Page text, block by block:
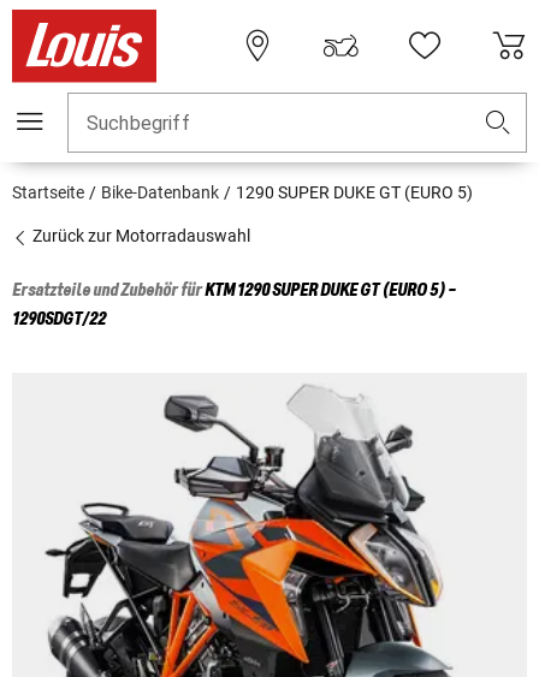
Suchbegriff
Startseite Bike-Datenbank 1290 SUPER DUKE GT (EURO 5)
Zurück zur Motorradauswahl
Ersatzteile und Zubehör fürKTM1290 SUPER DUKE GT (EURO 5) -
1290SDGT/22